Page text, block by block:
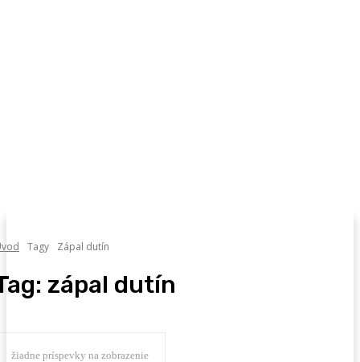
Tagy Zápal dutín
zápal dutín
žiadne príspevky na zobrazenie